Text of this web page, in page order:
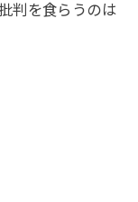
判を食らうのは